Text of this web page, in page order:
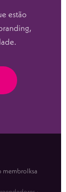
estão
membroIksa